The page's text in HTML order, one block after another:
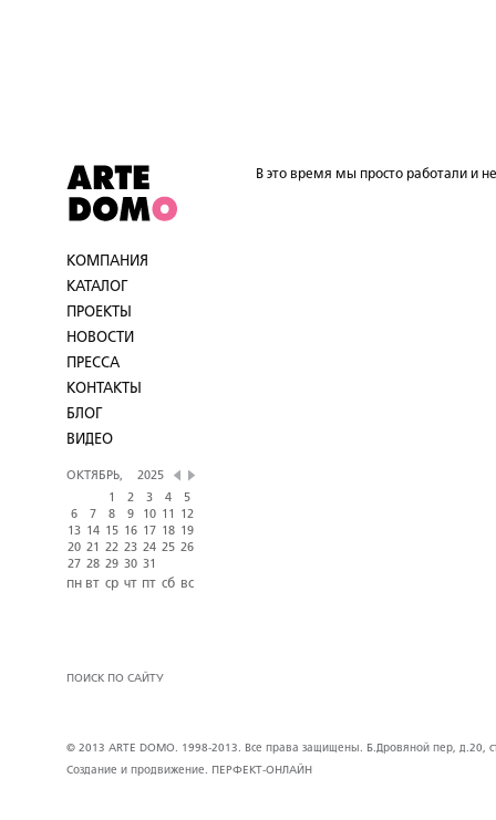
КОМПАНИЯ
КАТАЛОГ
ПРОЕКТЫ
НОВОСТИ
ПРЕССА
КОНТАКТЫ
БЛОГ
ВИДЕО
ОКТЯБРЬ,
2025
1
2 3 4
5
6
7 8 9 10 11
12
13 14 15 16 17 18
19
20 21 22 23 24 25 26
27 28 29 30 31
пн вт ср чт пт сб вс
ПОИСК ПО САЙТУ
В это время мы просто работали и
© 2013 ARTE DOMO. 1998-2013. Все права защищены. Б.Дровяной пер, д.20,
Создание и продвижение.
ПЕРФЕКТ-ОНЛАЙН